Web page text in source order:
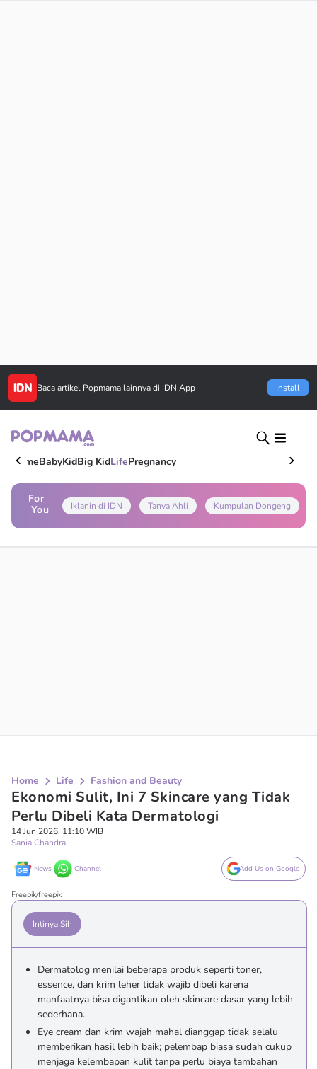
Baca artikel Popmama lainnya di IDN App Install
HomeBabyKidBig KidLifePregnancy
For
You
Iklanin di IDN Tanya Ahli Kumpulan Dongeng
Home Life Fashion and Beauty
Ekonomi Sulit, Ini 7 Skincare yang Tidak
Perlu Dibeli Kata Dermatologi
14 Jun 2026, 11:10 WIB
Sania Chandra
News Channel Add Us on Google
Freepik/freepik
Intinya Sih
Dermatolog menilai beberapa produk seperti toner,
essence, dan krim leher tidak wajib dibeli karena
manfaatnya bisa digantikan oleh skincare dasar yang lebih
sederhana.
Eye cream dan krim wajah mahal dianggap tidak selalu
memberikan hasil lebih baik; pelembap biasa sudah cukup
menjaga kelembapan kulit tanpa perlu biaya tambahan